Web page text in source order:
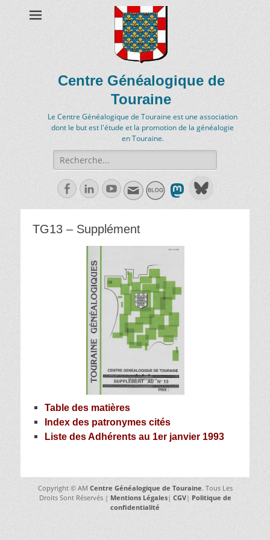
Centre Généalogique de
Touraine
Le Centre Généalogique de Touraine est une association
dont le but est l'étude et la promotion de la généalogie
en Touraine.
Recherche
de:
FacebookLinkedln
Youtube
TG13 – Supplément
Table des matières
Index des patronymes cités
Liste des Adhérents au 1er janvier 1993
Copyright © AM Centre Généalogique de Touraine. Tous Les
Droits Sont Réservés | Mentions Légales| CGV| Politique de
confidentialité